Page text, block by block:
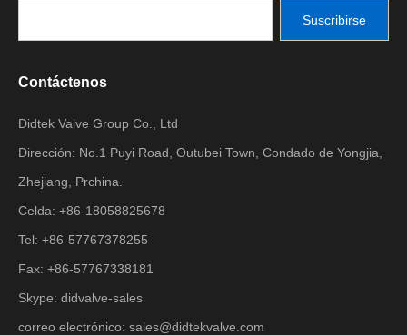
Suscribirse
Contáctenos
Didtek Valve Group Co., Ltd
Dirección: No.1 Puyi Road, Outubei Town, Condado de Yongjia,
Zhejiang, Prchina.
Celda: +86-18058825678
Tel: +86-57767378255
Fax: +86-57767338181
Skype: didvalve-sales
correo electrónico: sales@didtekvalve.com